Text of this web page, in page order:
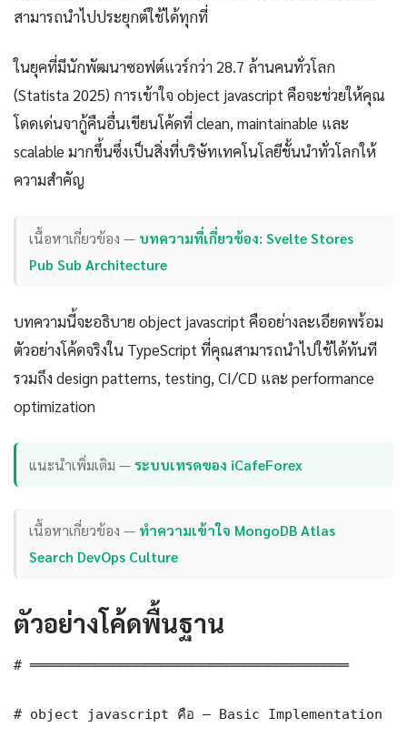
สามารถนำไปประยุกต์ใช้ได้ทุกที่
ในยุคที่มีนักพัฒนาซอฟต์แวร์กว่า 28.7 ล้านคนทั่วโลก
(Statista 2025) การเข้าใจ object javascript คือจะช่วยให้คุณ
โดดเด่นจากู้คืนอื่นเขียนโค้ดที่ clean, maintainable และ
scalable มากขึ้นซึ่งเป็นสิ่งที่บริษัทเทคโนโลยีชั้นนำทั่วโลกให้
ความสำคัญ
เนื้อหาเกี่ยวข้อง — บทความที่เกี่ยวข้อง: Svelte Stores
Pub Sub Architecture
บทความนี้จะอธิบาย object javascript คืออย่างละเอียดพร้อม
ตัวอย่างโค้ดจริงใน TypeScript ที่คุณสามารถนำไปใช้ได้ทันที
รวมถึง design patterns, testing, CI/CD และ performance
optimization
แนะนำเพิ่มเติม —ระบบเทรดของ iCafeForex
เนื้อหาเกี่ยวข้อง — ทำความเข้าใจ MongoDB Atlas
Search DevOps Culture
ตัวอย่างโค้ดพื้นฐาน
# ═══════════════════════════════════════
# object javascript คือ — Basic Implementation